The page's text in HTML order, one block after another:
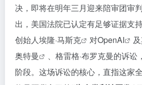
决，即将在明年三月迎来陪审团审
出，美国法院已认定有足够证据支
创始人埃隆·马斯克 对OpenAI
奥特曼
、格雷格·布罗克曼的诉讼
阶段。这场诉讼的核心，直指这家